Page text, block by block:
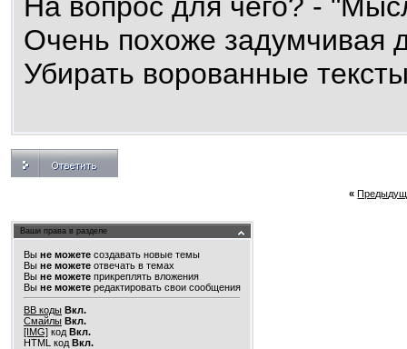
На вопрос для чего? -
Очень похоже задумчивая
Убирать ворованные
«
Ваши права в разделе
Вы не можете создавать новые темы
Вы не можете отвечать в темах
Вы не можете прикреплять вложения
Вы не можете редактировать свои сообщения
BB коды Вкл.
Смайлы Вкл.
[IMG] код Вкл.
HTML код Вкл.